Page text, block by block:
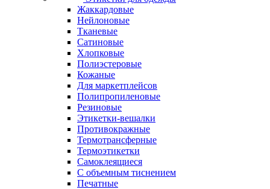
Жаккардовые
Нейлоновые
Тканевые
Сатиновые
Хлопковые
Полиэстеровые
Кожаные
Для маркетплейсов
Полипропиленовые
Резиновые
Этикетки-вешалки
Противокражные
Термотрансферные
Термоэтикетки
Самоклеящиеся
С объемным тиснением
Печатные